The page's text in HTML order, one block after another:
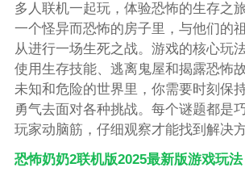
多人联机一起玩，体验恐怖的生存之
一个怪异而恐怖的房子里，与他们的
从进行一场生死之战。游戏的核心玩
使用生存技能、逃离鬼屋和揭露恐怖
未知和危险的世界里，你需要时刻保
勇气去面对各种挑战。每个谜题都是
玩家动脑筋，仔细观察才能找到解决方
恐怖奶奶2联机版2025最新版游戏玩法